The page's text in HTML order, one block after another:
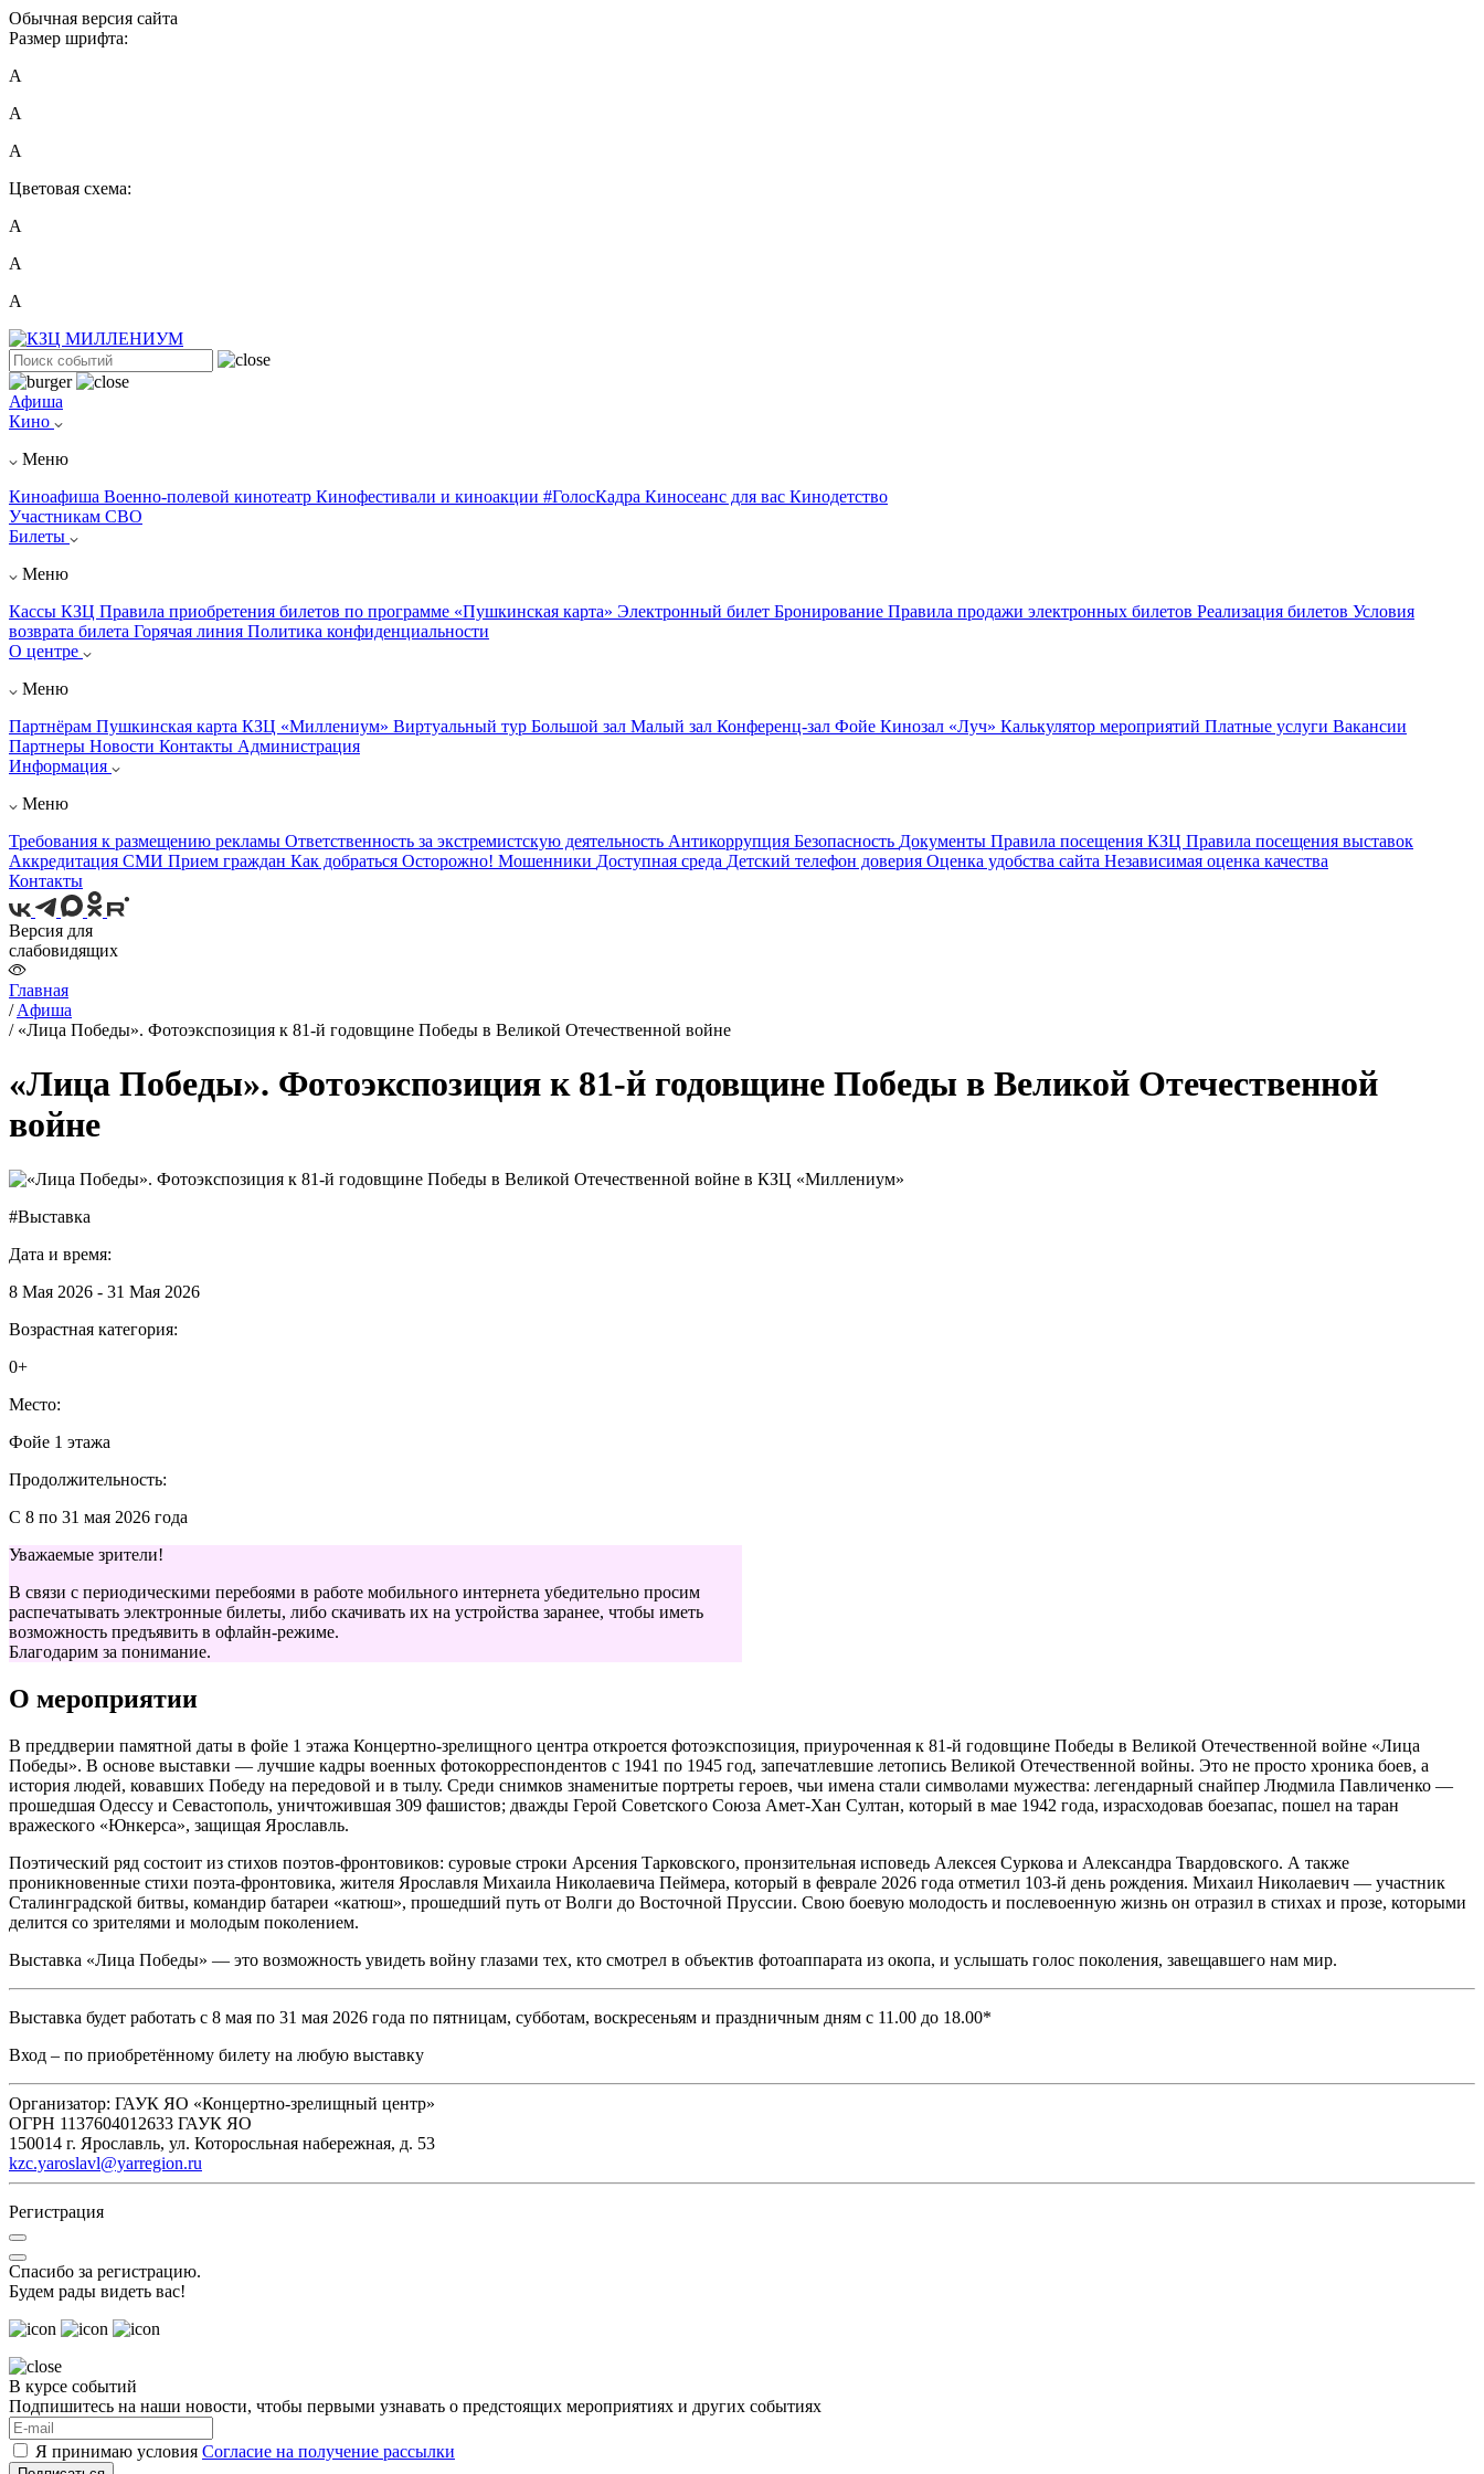
Обычная версия сайта
Размер шрифта:
A
A
A
Цветовая схема:
А
А
А
Афиша
Кино
Меню
Киноафиша Военно-полевой кинотеатр Кинофестивали и киноакции #ГолосКадра Киносеанс для вас Кинодетство
Участникам СВО
Билеты
Меню
Кассы КЗЦ Правила приобретения билетов по программе «Пушкинская карта» Электронный билет Бронирование Правила продажи электронных билетов Реализация билетов Условия
возврата билета Горячая линия Политика конфиденциальности
О центре
Меню
Партнёрам Пушкинская карта КЗЦ «Миллениум» Виртуальный тур Большой зал Малый зал Конференц-зал Фойе Кинозал «Луч» Калькулятор мероприятий Платные услуги Вакансии
Партнеры Новости Контакты Администрация
Информация
Меню
Требования к размещению рекламы Ответственность за экстремистскую деятельность Антикоррупция Безопасность Документы Правила посещения КЗЦ Правила посещения выставок
Аккредитация СМИ Прием граждан Как добраться Осторожно! Мошенники Доступная среда Детский телефон доверия Оценка удобства сайта Независимая оценка качества
Контакты
Версия для
слабовидящих
Главная
/Aфиша
/ «Лица Победы». Фотоэкспозиция к 81-й годовщине Победы в Великой Отечественной войне
«Лица Победы». Фотоэкспозиция к 81-й годовщине Победы в Великой Отечественной
войне
#Выставка
Дата и время:
8 Мая 2026 - 31 Мая 2026
Возрастная категория:
0+
Место:
Фойе 1 этажа
Продолжительность:
С 8 по 31 мая 2026 года
Уважаемые зрители!
В связи с периодическими перебоями в работе мобильного интернета убедительно просим
распечатывать электронные билеты, либо скачивать их на устройства заранее, чтобы иметь
возможность предъявить в офлайн-режиме.
Благодарим за понимание.
О мероприятии
В преддверии памятной даты в фойе 1 этажа Концертно-зрелищного центра откроется фотоэкспозиция, приуроченная к 81-й годовщине Победы в Великой Отечественной войне «Лица
Победы». В основе выставки — лучшие кадры военных фотокорреспондентов с 1941 по 1945 год, запечатлевшие летопись Великой Отечественной войны. Это не просто хроника боев, а
история людей, ковавших Победу на передовой и в тылу. Среди снимков знаменитые портреты героев, чьи имена стали символами мужества: легендарный снайпер Людмила Павличенко —
прошедшая Одессу и Севастополь, уничтожившая 309 фашистов; дважды Герой Советского Союза Амет-Хан Султан, который в мае 1942 года, израсходовав боезапас, пошел на таран
вражеского «Юнкерса», защищая Ярославль.
Поэтический ряд состоит из стихов поэтов-фронтовиков: суровые строки Арсения Тарковского, пронзительная исповедь Алексея Суркова и Александра Твардовского. А также
проникновенные стихи поэта-фронтовика, жителя Ярославля Михаила Николаевича Пеймера, который в феврале 2026 года отметил 103-й день рождения. Михаил Николаевич — участник
Сталинградской битвы, командир батареи «катюш», прошедший путь от Волги до Восточной Пруссии. Свою боевую молодость и послевоенную жизнь он отразил в стихах и прозе, которыми
делится со зрителями и молодым поколением.
Выставка «Лица Победы» — это возможность увидеть войну глазами тех, кто смотрел в объектив фотоаппарата из окопа, и услышать голос поколения, завещавшего нам мир.
Выставка будет работать с 8 мая по 31 мая 2026 года по пятницам, субботам, воскресеньям и праздничным дням с 11.00 до 18.00*
Вход – по приобретённому билету на любую выставку
Организатор: ГАУК ЯО «Концертно-зрелищный центр»
ОГРН 1137604012633 ГАУК ЯО
150014 г. Ярославль, ул. Которосльная набережная, д. 53
kzc.yaroslavl@yarregion.ru
Регистрация
Спасибо за регистрацию.
Будем рады видеть вас!
В курсе событий
Подпишитесь на наши новости, чтобы первыми узнавать о предстоящих мероприятиях и других событиях
Я принимаю условия Согласие на получение рассылки